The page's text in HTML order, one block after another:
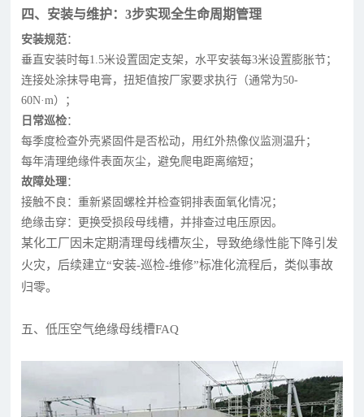
四、安装与维护：3步实现全生命周期管理
安装规范：
垂直安装时每1.5米设置固定支架，水平安装每3米设置膨胀节；
连接处涂抹导电膏，扭矩值按厂家要求执行（通常为50-
60N·m）；
日常巡检：
每季度检查外壳紧固件是否松动，用红外热像仪监测温升；
每年清理绝缘件表面灰尘，避免爬电距离缩短；
故障处理：
接触不良：重新紧固螺栓并检查铜排表面氧化情况；
绝缘击穿：更换受损段母线槽，并排查过电压原因。
某化工厂因未定期清理母线槽灰尘，导致绝缘性能下降引发
火灾，后续建立“安装-巡检-维修”标准化流程后，类似事故
归零。
五、低压空气绝缘母线槽FAQ